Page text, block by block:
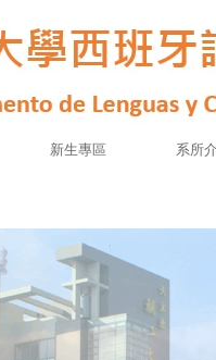
新生專區 系所